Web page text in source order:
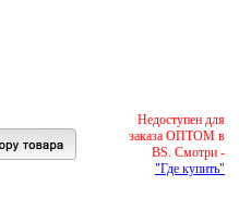
Недоступен для
заказа ОПТОМ в
BS. Смотри -
"Где купить"